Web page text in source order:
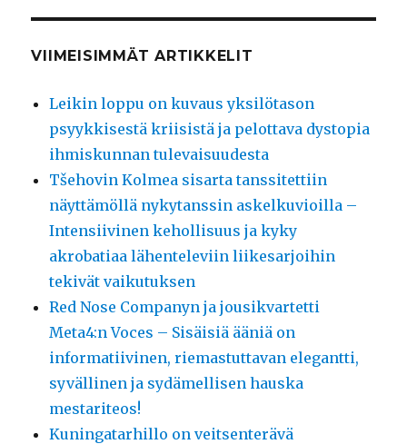
VIIMEISIMMÄT ARTIKKELIT
Leikin loppu on kuvaus yksilötason
psyykkisestä kriisistä ja pelottava dystopia
ihmiskunnan tulevaisuudesta
Tšehovin Kolmea sisarta tanssitettiin
näyttämöllä nykytanssin askelkuvioilla –
Intensiivinen kehollisuus ja kyky
akrobatiaa lähenteleviin liikesarjoihin
tekivät vaikutuksen
Red Nose Companyn ja jousikvartetti
Meta4:n Voces – Sisäisiä ääniä on
informatiivinen, riemastuttavan elegantti,
syvällinen ja sydämellisen hauska
mestariteos!
Kuningatarhillo on veitsenterävä